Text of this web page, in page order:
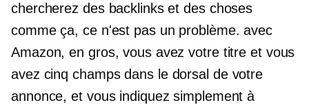
chercherez des backlinks et des choses
comme ça, ce n'est pas un problème. avec
Amazon, en gros, vous avez votre titre et vous
avez cinq champs dans le dorsal de votre
annonce, et vous indiquez simplement à